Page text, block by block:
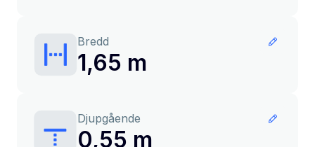
Bredd
1,65 m
Djupgående
0,55 m